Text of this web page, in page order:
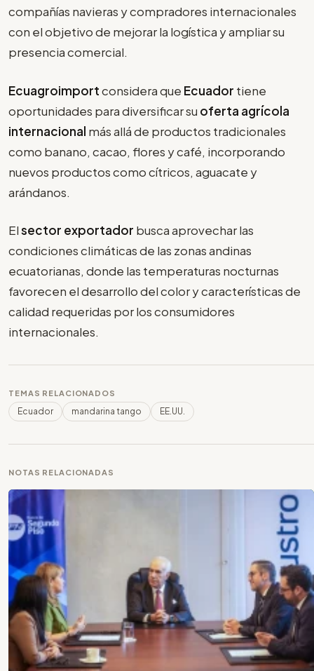
compañías navieras y compradores internacionales
con el objetivo de mejorar la logística y ampliar su
presencia comercial.
Ecuagroimportconsidera que Ecuador tiene
oportunidades para diversificar su oferta agrícola
internacional más allá de productos tradicionales
como banano, cacao, flores y café, incorporando
nuevos productos como cítricos, aguacate y
arándanos.
Elsector exportador busca aprovechar las
condiciones climáticas de las zonas andinas
ecuatorianas, donde las temperaturas nocturnas
favorecen el desarrollo del color y características de
calidad requeridas por los consumidores
internacionales.
TEMAS RELACIONADOS
Ecuador mandarina tango EE.UU.
NOTAS RELACIONADAS